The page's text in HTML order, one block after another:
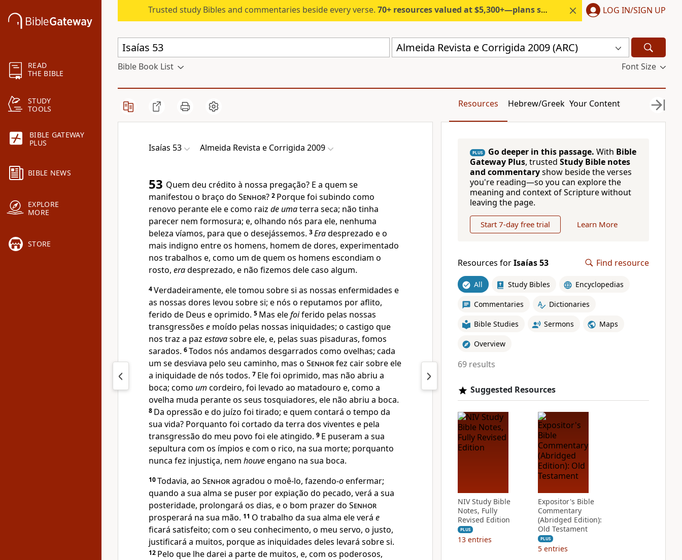
READ
THE BIBLE
STUDY
TOOLS
BIBLE GATEWAY
PLUS
BIBLE NEWS
EXPLORE
MORE
STORE
Trusted study Bibles and commentaries beside every verse. 70+ resources valued at $5,300+—plans start under $6/month. LOG IN/SIGN UP
Almeida Revista e Corrigida 2009 (ARC)
Bible Book List Font Size
Resources Hebrew/Greek Your Content
Isaías 53 Almeida Revista e Corrigida 2009
53 Quem deu crédito à nossa pregação? E a quem se
manifestou o braço do Senhor? 2 Porque foi subindo como
renovo perante ele e como raiz de umaterra seca; não tinha
parecer nem formosura; e, olhando nós para ele, nenhuma
beleza víamos, para que o desejássemos. 3Eradesprezado e o
mais indigno entre os homens, homem de dores, experimentado
nos trabalhos e, como um de quem os homens escondiam o
rosto, eradesprezado, e não fizemos dele caso algum.
4Verdadeiramente, ele tomou sobre si as nossas enfermidades e
as nossas dores levou sobre si; e nós o reputamos por aflito,
ferido de Deus e oprimido. 5 Mas elefoiferido pelas nossas
transgressões e moído pelas nossas iniquidades; o castigo que
nos traz a paz estavasobre ele, e, pelas suas pisaduras, fomos
sarados. 6Todos nós andamos desgarrados como ovelhas; cada
um se desviava pelo seu caminho, mas o Senhorfez cair sobre ele
a iniquidade de nós todos. 7 Ele foi oprimido, mas não abriu a
boca; como um cordeiro, foi levado ao matadouro e, como a
ovelha muda perante os seus tosquiadores, ele não abriu a boca.
8 Da opressão e do juízo foi tirado; e quem contará o tempo da
sua vida? Porquanto foi cortado da terra dos viventes e pela
transgressão do meu povo foi ele atingido. 9 E puseram a sua
sepultura com os ímpios e com o rico, na sua morte; porquanto
nunca fez injustiça, nem houveengano na sua boca.
10Todavia, ao Senhoragradou o moê-lo, fazendo-oenfermar;
quando a sua alma se puser por expiação do pecado, verá a sua
posteridade, prolongará os dias, e o bom prazer do Senhor
prosperará na sua mão. 11 O trabalho da sua alma ele verá e
ficará satisfeito; com o seu conhecimento, o meu servo, o justo,
justificará a muitos, porque as iniquidades deles levará sobre si.
12 Pelo que lhe darei a parte de muitos, e, com os poderosos,
PLUS Go deeper in this passage. With Bible
Gateway Plus, trusted Study Bible notes
and commentaryshow beside the verses
you're reading—so you can explore the
meaning and context of Scripture without
leaving the page.
Start 7-day free trial Learn More
Resources forIsaías 53 Find resource
All Study Bibles Encyclopedias
Commentaries Dictionaries
Bible Studies Sermons Maps
Overview
69 results
Suggested Resources
NIV Study Bible
Notes, Fully
Revised Edition
PLUS
13 entries
Expositor's Bible
Commentary
(Abridged Edition):
Old Testament
PLUS
5 entries